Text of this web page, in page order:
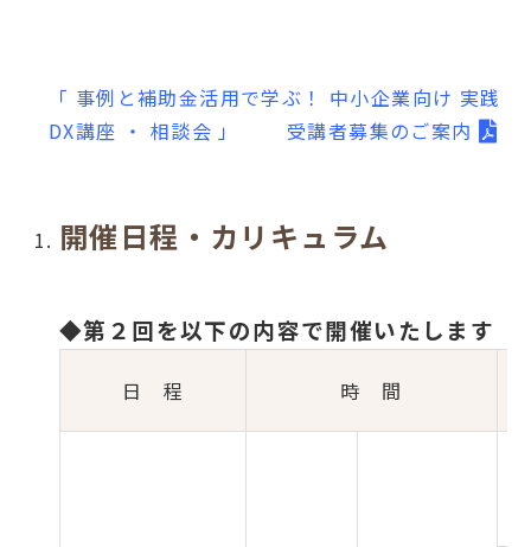
「 事例と補助金活用で学ぶ！ 中小企業向け 実践
DX講座 ・ 相談会 」 受講者募集のご案内
開催日程・カリキュラム
◆第２回を以下の内容で開催いたします
日 程 時 間